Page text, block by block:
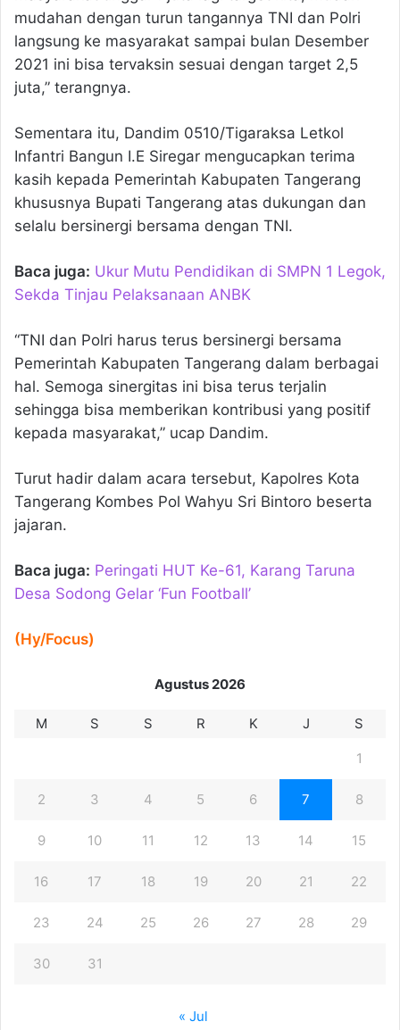
mudahan dengan turun tangannya TNI dan Polri
langsung ke masyarakat sampai bulan Desember
2021 ini bisa tervaksin sesuai dengan target 2,5
juta,” terangnya.
Sementara itu, Dandim 0510/Tigaraksa Letkol
Infantri Bangun I.E Siregar mengucapkan terima
kasih kepada Pemerintah Kabupaten Tangerang
khususnya Bupati Tangerang atas dukungan dan
selalu bersinergi bersama dengan TNI.
Baca juga: Ukur Mutu Pendidikan di SMPN 1 Legok,
Sekda Tinjau Pelaksanaan ANBK
“TNI dan Polri harus terus bersinergi bersama
Pemerintah Kabupaten Tangerang dalam berbagai
hal. Semoga sinergitas ini bisa terus terjalin
sehingga bisa memberikan kontribusi yang positif
kepada masyarakat,” ucap Dandim.
Turut hadir dalam acara tersebut, Kapolres Kota
Tangerang Kombes Pol Wahyu Sri Bintoro beserta
jajaran.
Baca juga: Peringati HUT Ke-61, Karang Taruna
Desa Sodong Gelar ‘Fun Football’
(Hy/Focus)
Agustus 2026
M S S R K J S
1
2 3 4 5 6 7 8
9 10 11 12 13 14 15
16 17 18 19 20 21 22
23 24 25 26 27 28 29
30 31
« Jul